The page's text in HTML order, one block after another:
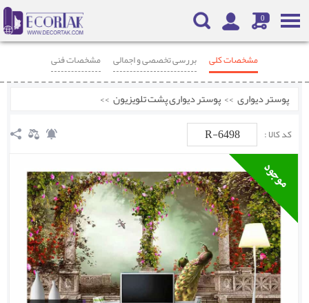
0
مشخصات کلی بررسی تخصصی و اجمالی
مشخصات فنی
محصولات مرتبط
پوستر دیواری >> پوستر دیواری پشت تلویزیون >>
کد کالا : R-6498